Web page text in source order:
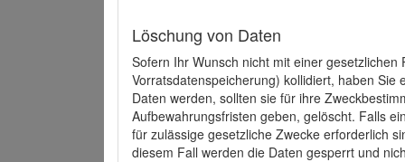
Löschung von Daten
Sofern Ihr Wunsch nicht mit einer
Vorratsdatenspeicherung) kollidiert, haben
Daten werden, sollten sie für ihre
Aufbewahrungsfristen geben, gelöscht. Falls
für zulässige gesetzliche Zwecke erforderlich
diesem Fall werden die Daten gesperrt und